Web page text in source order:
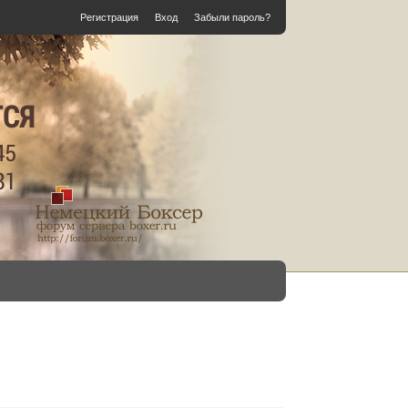
Регистрация Вход Забыли пароль?